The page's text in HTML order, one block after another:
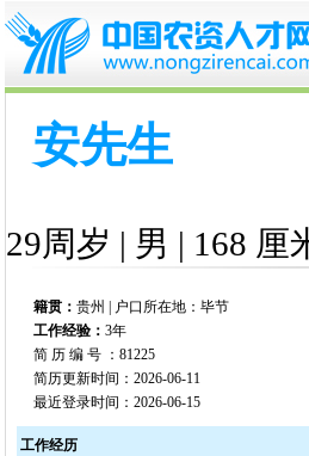
安先生
29周岁 | 男 | 168 厘
籍贯： 贵州 | 户口所在地：毕节
工作经验： 3年
简 历 编 号 ：81225
简历更新时间：2026-06-11
最近登录时间：2026-06-15
工作经历